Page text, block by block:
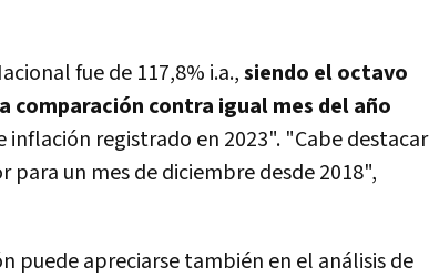
fue de 117,8% i.a.,siendo el octavo
comparación contra igual mes del año
inflación registrado en 2023". "Cabe destacar
un mes de diciembre desde 2018",
puede apreciarse también en el análisis de